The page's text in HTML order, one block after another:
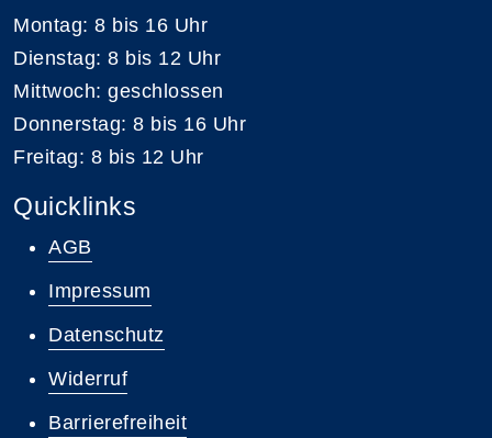
Montag: 8 bis 16 Uhr
Dienstag: 8 bis 12 Uhr
Mittwoch: geschlossen
Donnerstag: 8 bis 16 Uhr
Freitag: 8 bis 12 Uhr
Quicklinks
AGB
Impressum
Datenschutz
Widerruf
Barrierefreiheit